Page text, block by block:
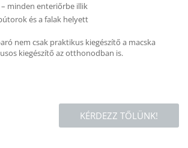
– minden enteriőrbe illik
és a falak helyett
nem csak praktikus kiegészítő a macska
kiegészítő az otthonodban is.
KÉRDEZZ TŐLÜNK!